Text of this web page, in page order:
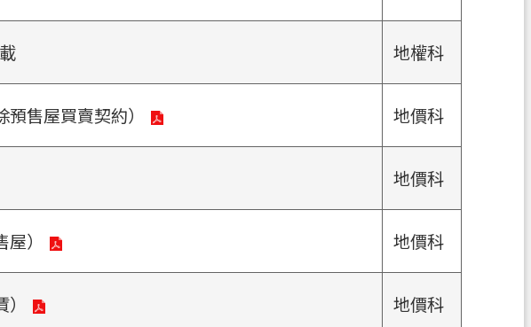
地權科
售屋買賣契約） 地價科
地價科
） 地價科
地價科